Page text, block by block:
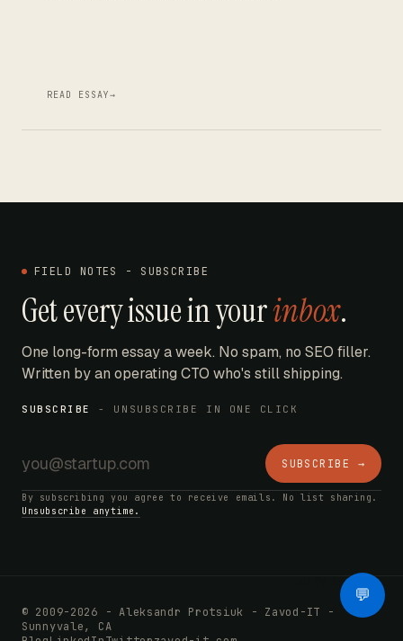
READ ESSAY→
FIELD NOTES - SUBSCRIBE
Get every issue in yourinbox.
One long-form essay a week. No spam, no SEO filler.
Written by an operating CTO who's still shipping.
SUBSCRIBE - UNSUBSCRIBE IN ONE CLICK
SUBSCRIBE →
By subscribing you agree to receive emails. No list sharing.
Unsubscribe anytime.
© 2009-2026 - Aleksandr Protsiuk - Zavod-IT -
Sunnyvale, CA
💬